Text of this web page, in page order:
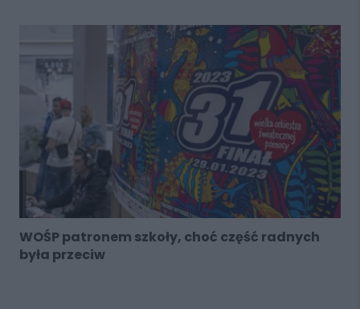
WOŚP patronem szkoły, choć część radnych
była przeciw